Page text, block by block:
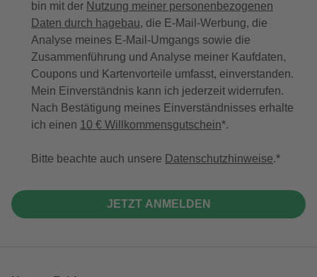
bin mit der Nutzung meiner personenbezogenen
Daten durch hagebau, die E-Mail-Werbung, die
Analyse meines E-Mail-Umgangs sowie die
Zusammenführung und Analyse meiner Kaufdaten,
Coupons und Kartenvorteile umfasst, einverstanden.
Mein Einverständnis kann ich jederzeit widerrufen.
Nach Bestätigung meines Einverständnisses erhalte
ich einen 10 € Willkommensgutschein*.
Bitte beachte auch unsere Datenschutzhinweise.
JETZT ANMELDEN